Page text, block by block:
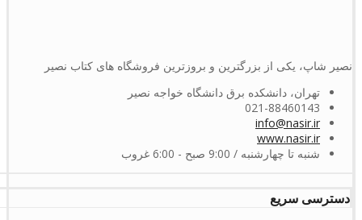
نصیر شاپ، یکی از بزرگترین و بروزترین فروشگاه های کتاب نصیر
تهران، دانشکده برق دانشگاه خواجه نصیر
021-88460143
info@nasir.ir
www.nasir.ir
شنبه تا چهارشنبه / 9:00 صبح - 6:00 غروب
دسترسی سریع